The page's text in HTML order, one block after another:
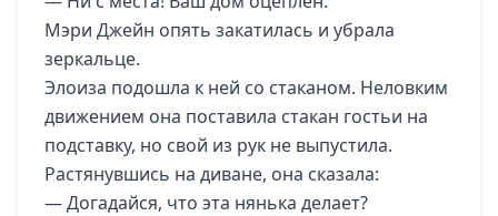
Мэри Джейн опять закатилась и убрала
зеркальце.
Элоиза подошла к ней со стаканом. Неловким
движением она поставила стакан гостьи на
подставку, но свой из рук не выпустила.
Растянувшись на диване, она сказала:
— Догадайся, что эта нянька делает?